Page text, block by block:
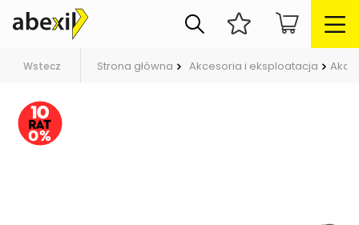
Wstecz Strona główna Akcesoria i eksploatacja